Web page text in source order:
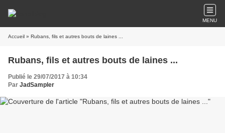
MENU
Accueil » Rubans, fils et autres bouts de laines ...
Rubans, fils et autres bouts de laines ...
Publié le 29/07/2017 à 10:34
Par JadSampler